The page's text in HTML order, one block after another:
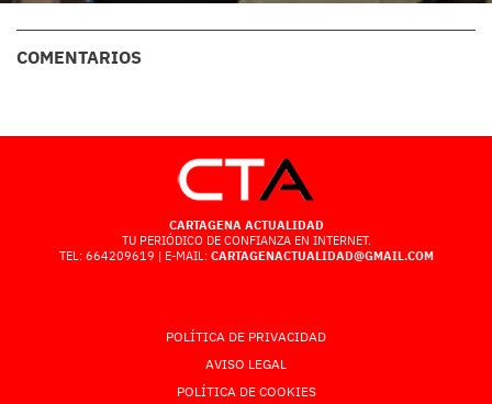
COMENTARIOS
CARTAGENA ACTUALIDAD
TU PERIÓDICO DE CONFIANZA EN INTERNET.
TEL: 664209619 | E-MAIL: CARTAGENACTUALIDAD@GMAIL.COM
POLÍTICA DE PRIVACIDAD
AVISO LEGAL
POLÍTICA DE COOKIES